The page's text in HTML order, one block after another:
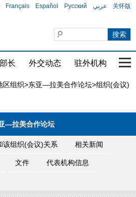
Français Español Русский عربي 关怀版
长 外交动态 驻外机构 国
区组织>东亚—拉美合作论坛>组织(会议)
—拉美合作论坛
该组织(会议)关系 相关新闻
文件 代表机构信息